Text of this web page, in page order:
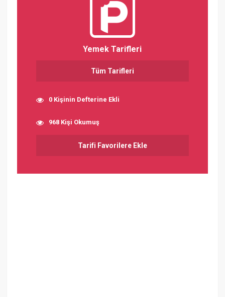
Yemek Tarifleri
Tüm Tarifleri
0 Kişinin Defterine Ekli
968 Kişi Okumuş
Tarifi Favorilere Ekle